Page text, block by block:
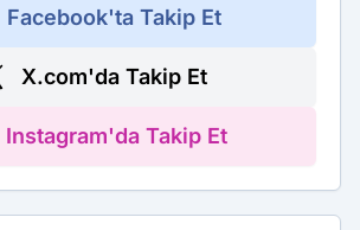
Facebook'ta Takip Et
X.com'da Takip Et
Instagram'da Takip Et